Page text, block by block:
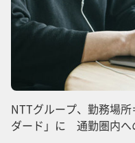
NTTグループ、勤務場
ダード」に 通勤圏内へ